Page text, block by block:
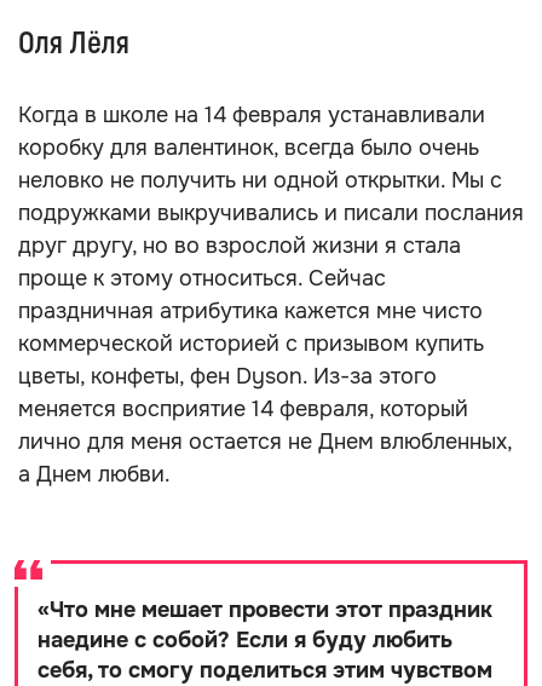
Оля Лёля
Когда в школе на 14 февраля устанавливали
коробку для валентинок, всегда было очень
неловко не получить ни одной открытки. Мы с
подружками выкручивались и писали послания
друг другу, но во взрослой жизни я стала
проще к этому относиться. Сейчас
праздничная атрибутика кажется мне чисто
коммерческой историей с призывом купить
цветы, конфеты, фен Dyson. Из-за этого
меняется восприятие 14 февраля, который
лично для меня остается не Днем влюбленных,
а Днем любви.
«Что мне мешает провести этот праздник
наедине с собой? Если я буду любить
себя, то смогу поделиться этим чувством